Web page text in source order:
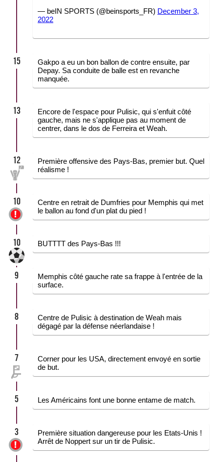
— beIN SPORTS (@beinsports_FR) December 3,
2022
15
Gakpo a eu un bon ballon de contre ensuite, par
Depay. Sa conduite de balle est en revanche
manquée.
13
Encore de l'espace pour Pulisic, qui s'enfuit côté
gauche, mais ne s'applique pas au moment de
centrer, dans le dos de Ferreira et Weah.
12
Première offensive des Pays-Bas, premier but. Quel
réalisme !
10
Centre en retrait de Dumfries pour Memphis qui met
le ballon au fond d'un plat du pied !
10 BUTTTT des Pays-Bas !!!
9
Memphis côté gauche rate sa frappe à l'entrée de la
surface.
8
Centre de Pulisic à destination de Weah mais
dégagé par la défense néerlandaise !
7
Corner pour les USA, directement envoyé en sortie
de but.
5 Les Américains font une bonne entame de match.
3
Première situation dangereuse pour les Etats-Unis !
Arrêt de Noppert sur un tir de Pulisic.